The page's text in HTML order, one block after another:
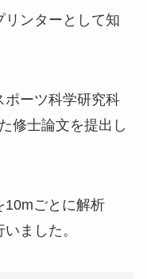
ンターとして知
ポーツ科学研究科
修士論文を提出し
10mごとに解析
ました。